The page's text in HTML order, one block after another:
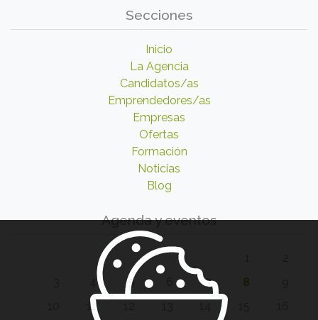
Secciones
Inicio
La Agencia
Candidatos/as
Emprendedores/as
Empresas
Ofertas
Formación
Noticias
Blog
Agenda y eventos
5 7 8
11